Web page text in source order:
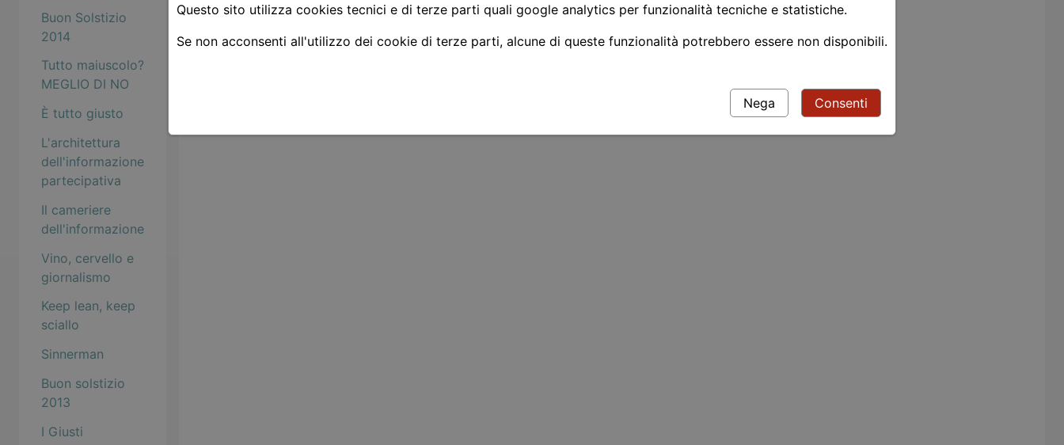
Buon Solstizio
2014
Tutto maiuscolo?
MEGLIO DI NO
È tutto giusto
L'architettura
dell'informazione
partecipativa
Il cameriere
dell'informazione
Vino, cervello e
giornalismo
Keep lean, keep
sciallo
Sinnerman
Buon solstizio
2013
I Giusti
Questo sito utilizza cookies tecnici e di terze parti quali google analytics per funzionalità tecniche e statistiche.
Se non acconsenti all'utilizzo dei cookie di terze parti, alcune di queste funzionalità potrebbero essere non disponibili.
Nega Consenti